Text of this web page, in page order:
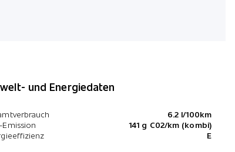
und Energiedaten
6.2 l/100km
Emission
141 g C02/km (kombi)
E